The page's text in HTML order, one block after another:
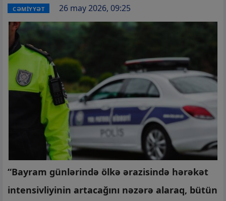
CƏMİYYƏT 26 may 2026, 09:25
“Bayram günlərində ölkə ərazisində hərəkət
intensivliyinin artacağını nəzərə alaraq, bütün